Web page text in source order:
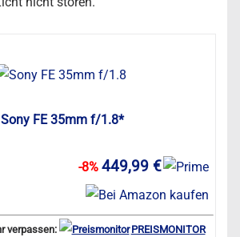
Sony FE 35mm f/1.8*
-8% 449,99 €
verpassen:
PREISMONITOR